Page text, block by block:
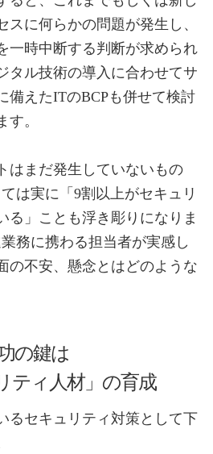
スに何らかの問題が発生し、
一時中断する判断が求められ
タル技術の導入に合わせてサ
備えたITのBCPも併せて検討
す。
はまだ発生していないもの
は実に「9割以上がセキュリ
る」ことも浮き彫りになりま
務に携わる担当者が実感し
の不安、懸念とはどのような
の鍵は
ティ人材」の育成
るセキュリティ対策として下